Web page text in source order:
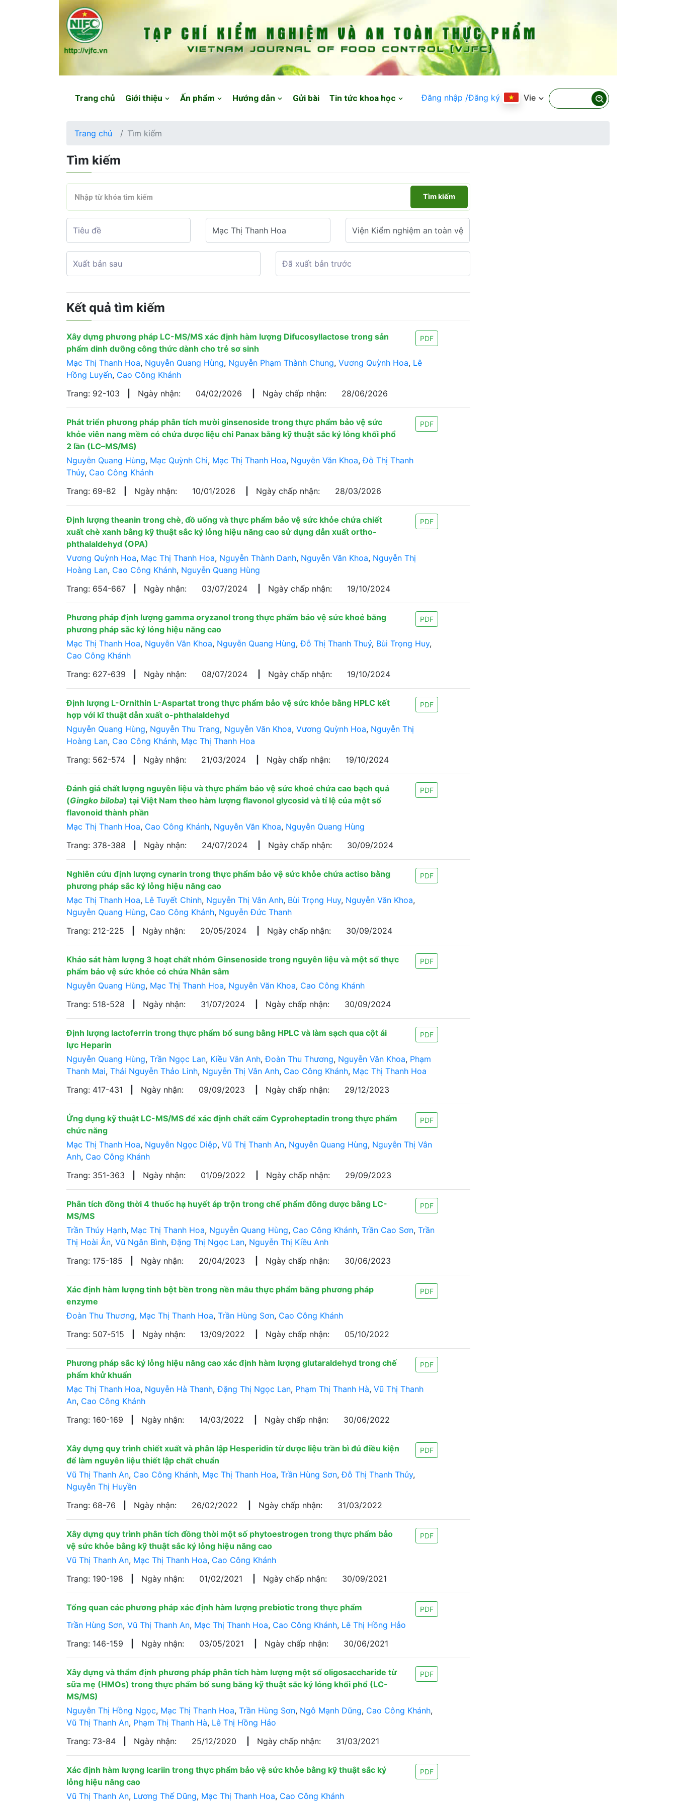
Trang chủ Giới thiệu Ấn phẩm Hướng dẫn Gửi bài Tin tức khoa học Đăng nhập /Đăng ký Vie
Trang chủ Tìm kiếm
Tìm kiếm
Tìm kiếm
Kết quả tìm kiếm
Xây dựng phương pháp LC-MS/MS xác định hàm lượng Difucosyllactose trong sản
phẩm dinh dưỡng công thức dành cho trẻ sơ sinh
PDF
Mạc Thị Thanh Hoa, Nguyễn Quang Hùng, Nguyễn Phạm Thành Chung, Vương Quỳnh Hoa, Lê
Hồng Luyến, Cao Công Khánh
Trang: 92-103
Ngày nhận: 04/02/2026 Ngày chấp nhận: 28/06/2026
Phát triển phương pháp phân tích mười ginsenoside trong thực phẩm bảo vệ sức
khỏe viên nang mềm có chứa dược liệu chi Panax bằng kỹ thuật sắc ký lỏng khối phổ
2 lần (LC–MS/MS)
PDF
Nguyễn Quang Hùng, Mạc Quỳnh Chi, Mạc Thị Thanh Hoa, Nguyễn Văn Khoa,Đỗ Thị Thanh
Thủy, Cao Công Khánh
Trang: 69-82
Ngày nhận: 10/01/2026 Ngày chấp nhận: 28/03/2026
Định lượng theanin trong chè, đồ uống và thực phẩm bảo vệ sức khỏe chứa chiết
xuất chè xanh bằng kỹ thuật sắc ký lỏng hiệu năng cao sử dụng dẫn xuất ortho-
phthalaldehyd (OPA)
PDF
Vương Quỳnh Hoa, Mạc Thị Thanh Hoa, Nguyễn Thành Danh, Nguyễn Văn Khoa, Nguyễn Thị
Hoàng Lan, Cao Công Khánh, Nguyễn Quang Hùng
Trang: 654-667
Ngày nhận: 03/07/2024 Ngày chấp nhận: 19/10/2024
Phương pháp định lượng gamma oryzanol trong thực phẩm bảo vệ sức khoẻ bằng
phương pháp sắc ký lỏng hiệu năng cao
PDF
Mạc Thị Thanh Hoa, Nguyễn Văn Khoa, Nguyễn Quang Hùng,Đỗ Thị Thanh Thuỷ, Bùi Trọng Huy,
Cao Công Khánh
Trang: 627-639
Ngày nhận: 08/07/2024 Ngày chấp nhận: 19/10/2024
Định lượng L-Ornithin L-Aspartat trong thực phẩm bảo vệ sức khỏe bằng HPLC kết
hợp với kĩ thuật dẫn xuất o-phthalaldehyd
PDF
Nguyễn Quang Hùng, Nguyễn Thu Trang, Nguyễn Văn Khoa, Vương Quỳnh Hoa, Nguyễn Thị
Hoàng Lan, Cao Công Khánh, Mạc Thị Thanh Hoa
Trang: 562-574
Ngày nhận: 21/03/2024 Ngày chấp nhận: 19/10/2024
Đánh giá chất lượng nguyên liệu và thực phẩm bảo vệ sức khoẻ chứa cao bạch quả
(Gingko biloba) tại Việt Nam theo hàm lượng flavonol glycosid và tỉ lệ của một số
flavonoid thành phần
PDF
Mạc Thị Thanh Hoa, Cao Công Khánh, Nguyễn Văn Khoa, Nguyễn Quang Hùng
Trang: 378-388
Ngày nhận: 24/07/2024 Ngày chấp nhận: 30/09/2024
Nghiên cứu định lượng cynarin trong thực phẩm bảo vệ sức khỏe chứa actiso bằng
phương pháp sắc ký lỏng hiệu năng cao
PDF
Mạc Thị Thanh Hoa, Lê Tuyết Chinh, Nguyễn Thị Vân Anh, Bùi Trọng Huy, Nguyễn Văn Khoa,
Nguyễn Quang Hùng, Cao Công Khánh, Nguyễn Đức Thanh
Trang: 212-225
Ngày nhận: 20/05/2024 Ngày chấp nhận: 30/09/2024
Khảo sát hàm lượng 3 hoạt chất nhóm Ginsenoside trong nguyên liệu và một số thực
phẩm bảo vệ sức khỏe có chứa Nhân sâm
PDF
Nguyễn Quang Hùng, Mạc Thị Thanh Hoa, Nguyễn Văn Khoa, Cao Công Khánh
Trang: 518-528
Ngày nhận: 31/07/2024 Ngày chấp nhận: 30/09/2024
Định lượng lactoferrin trong thực phẩm bổ sung bằng HPLC và làm sạch qua cột ái
lực Heparin
PDF
Nguyễn Quang Hùng, Trần Ngọc Lan, Kiều Vân Anh,Đoàn Thu Thương, Nguyễn Văn Khoa, Phạm
Thanh Mai, Thái Nguyễn Thảo Linh, Nguyễn Thị Vân Anh, Cao Công Khánh, Mạc Thị Thanh Hoa
Trang: 417-431
Ngày nhận: 09/09/2023 Ngày chấp nhận: 29/12/2023
Ứng dụng kỹ thuật LC-MS/MS để xác định chất cấm Cyproheptadin trong thực phẩm
chức năng
PDF
Mạc Thị Thanh Hoa, Nguyễn Ngọc Diệp, Vũ Thị Thanh An, Nguyễn Quang Hùng, Nguyễn Thị Vân
Anh, Cao Công Khánh
Trang: 351-363
Ngày nhận: 01/09/2022 Ngày chấp nhận: 29/09/2023
Phân tích đồng thời 4 thuốc hạ huyết áp trộn trong chế phẩm đông dược bằng LC-
MS/MS
PDF
Trần Thúy Hạnh, Mạc Thị Thanh Hoa, Nguyễn Quang Hùng, Cao Công Khánh, Trần Cao Sơn, Trần
Thị Hoài Ân, Vũ Ngân Bình,Đặng Thị Ngọc Lan, Nguyễn Thị Kiều Anh
Trang: 175-185
Ngày nhận: 20/04/2023 Ngày chấp nhận: 30/06/2023
Xác định hàm lượng tinh bột bền trong nền mẫu thực phẩm bằng phương pháp
enzyme
PDF
Đoàn Thu Thương, Mạc Thị Thanh Hoa, Trần Hùng Sơn, Cao Công Khánh
Trang: 507-515
Ngày nhận: 13/09/2022 Ngày chấp nhận: 05/10/2022
Phương pháp sắc ký lỏng hiệu năng cao xác định hàm lượng glutaraldehyd trong chế
phẩm khử khuẩn
PDF
Mạc Thị Thanh Hoa, Nguyễn Hà Thanh,Đặng Thị Ngọc Lan, Phạm Thị Thanh Hà, Vũ Thị Thanh
An, Cao Công Khánh
Trang: 160-169
Ngày nhận: 14/03/2022 Ngày chấp nhận: 30/06/2022
Xây dựng quy trình chiết xuất và phân lập Hesperidin từ dược liệu trần bì đủ điều kiện
để làm nguyên liệu thiết lập chất chuẩn
PDF
Vũ Thị Thanh An, Cao Công Khánh, Mạc Thị Thanh Hoa, Trần Hùng Sơn,Đỗ Thị Thanh Thủy,
Nguyễn Thị Huyền
Trang: 68-76
Ngày nhận: 26/02/2022 Ngày chấp nhận: 31/03/2022
Xây dựng quy trình phân tích đồng thời một số phytoestrogen trong thực phẩm bảo
vệ sức khỏe bằng kỹ thuật sắc ký lỏng hiệu năng cao
PDF
Vũ Thị Thanh An, Mạc Thị Thanh Hoa, Cao Công Khánh
Trang: 190-198
Ngày nhận: 01/02/2021 Ngày chấp nhận: 30/09/2021
Tổng quan các phương pháp xác định hàm lượng prebiotic trong thực phẩm PDF
Trần Hùng Sơn, Vũ Thị Thanh An, Mạc Thị Thanh Hoa, Cao Công Khánh, Lê Thị Hồng Hảo
Trang: 146-159
Ngày nhận: 03/05/2021 Ngày chấp nhận: 30/06/2021
Xây dựng và thẩm định phương pháp phân tích hàm lượng một số oligosaccharide từ
sữa mẹ (HMOs) trong thực phẩm bổ sung bằng kỹ thuật sắc ký lỏng khối phổ (LC-
MS/MS)
PDF
Nguyễn Thị Hồng Ngọc, Mạc Thị Thanh Hoa, Trần Hùng Sơn, Ngô Mạnh Dũng, Cao Công Khánh,
Vũ Thị Thanh An, Phạm Thị Thanh Hà, Lê Thị Hồng Hảo
Trang: 73-84
Ngày nhận: 25/12/2020 Ngày chấp nhận: 31/03/2021
Xác định hàm lượng Icariin trong thực phẩm bảo vệ sức khỏe bằng kỹ thuật sắc ký
lỏng hiệu năng cao
PDF
Vũ Thị Thanh An, Lương Thế Dũng, Mạc Thị Thanh Hoa, Cao Công Khánh